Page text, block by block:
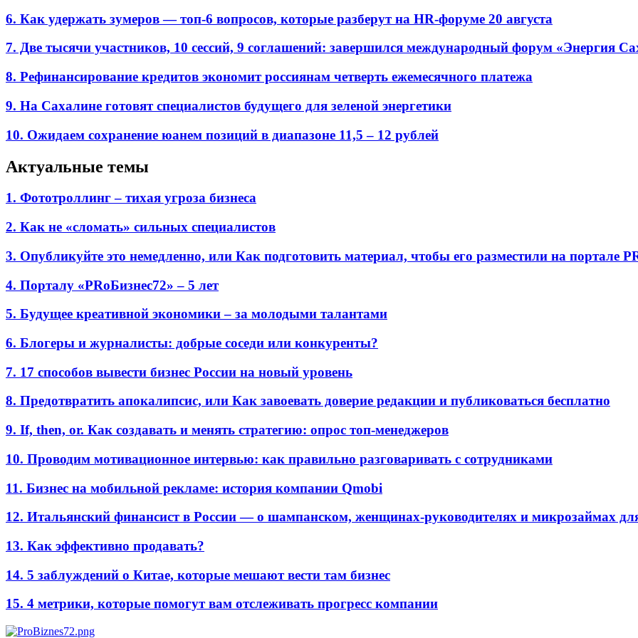
6. Как удержать зумеров — топ-6 вопросов, которые разберут на HR-форуме 20 августа
7. Две тысячи участников, 10 сессий, 9 соглашений: завершился международный форум «Энергия
8. Рефинансирование кредитов экономит россиянам четверть ежемесячного платежа
9. На Сахалине готовят специалистов будущего для зеленой энергетики
10. Ожидаем сохранение юанем позиций в диапазоне 11,5 – 12 рублей
Актуальные темы
1. Фототроллинг – тихая угроза бизнеса
2. Как не «сломать» сильных специалистов
3. Опубликуйте это немедленно, или Как подготовить материал, чтобы его разместили на портале
4. Порталу «PRоБизнес72» – 5 лет
5. Будущее креативной экономики – за молодыми талантами
6. Блогеры и журналисты: добрые соседи или конкуренты?
7. 17 способов вывести бизнес России на новый уровень
8. Предотвратить апокалипсис, или Как завоевать доверие редакции и публиковаться бесплатно
9. If, then, or. Как создавать и менять стратегию: опрос топ-менеджеров
10. Проводим мотивационное интервью: как правильно разговаривать с сотрудниками
11. Бизнес на мобильной рекламе: история компании Qmobi
12. Итальянский финансист в России — о шампанском, женщинах-руководителях и микрозаймах
13. Как эффективно продавать?
14. 5 заблуждений о Китае, которые мешают вести там бизнес
15. 4 метрики, которые помогут вам отслеживать прогресс компании